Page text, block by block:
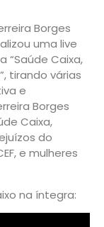
Borges
uma live
“Saúde Caixa,
tirando várias
e
Borges
Caixa,
do
e mulheres
na íntegra: